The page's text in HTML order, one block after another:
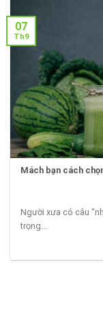
Mách bạn cách
Người xưa có câu
trọng...
07
Th9